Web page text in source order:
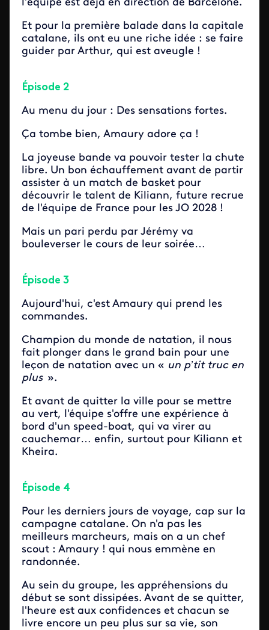
l’équipe est déjà en direction de Barcelone.
Et pour la première balade dans la capitale
catalane, ils ont eu une riche idée : se faire
guider par Arthur, qui est aveugle !
Épisode 2
Au menu du jour : Des sensations fortes.
Ça tombe bien, Amaury adore ça !
La joyeuse bande va pouvoir tester la chute
libre. Un bon échauffement avant de partir
assister à un match de basket pour
découvrir le talent de Kiliann, future recrue
de l'équipe de France pour les JO 2028 !
Mais un pari perdu par Jérémy va
bouleverser le cours de leur soirée…
Épisode 3
Aujourd'hui, c'est Amaury qui prend les
commandes.
Champion du monde de natation, il nous
fait plonger dans le grand bain pour une
leçon de natation avec un « un p’tittruc en
plus».
Et avant de quitter la ville pour se mettre
au vert, l'équipe s'offre une expérience à
bord d'un speed-boat, qui va virer au
cauchemar… enfin, surtout pour Kiliann et
Kheira.
Épisode 4
Pour les derniers jours de voyage, cap sur la
campagne catalane. On n'a pas les
meilleurs marcheurs, mais on a un chef
scout : Amaury ! qui nous emmène en
randonnée.
Au sein du groupe, les appréhensions du
début se sont dissipées. Avant de se quitter,
l'heure est aux confidences et chacun se
livre encore un peu plus sur sa vie, son